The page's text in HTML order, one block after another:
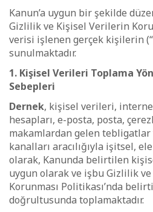
Kanun’a uygun bir şekilde
Gizlilik ve Kişisel Verilerin
verisi işlenen gerçek kişilerin
sunulmaktadır.
1. Kişisel Verileri Toplama
Sebepleri
Dernek, kişisel verileri,
hesapları, e-posta, posta,
makamlardan gelen
kanalları aracılığıyla işitsel,
olarak, Kanunda belirtilen
uygun olarak ve işbu Gizlilik
Korunması Politikası’nda
doğrultusunda toplamaktadır.